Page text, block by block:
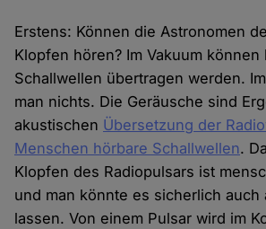
Erstens: Können die Astronomen
Klopfen hören? Im Vakuum können
Schallwellen übertragen werden.
man nichts. Die Geräusche sind
akustischen Übersetzung der
Menschen hörbare Schallwellen.
Klopfen des Radiopulsars ist
und man könnte es sicherlich auch
lassen. Von einem Pulsar wird im